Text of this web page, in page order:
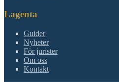
Lagenta
Guider
Nyheter
För jurister
Om oss
Kontakt